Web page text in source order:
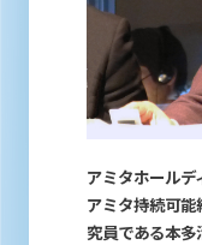
アミタホール
アミタ持続可
究員である本